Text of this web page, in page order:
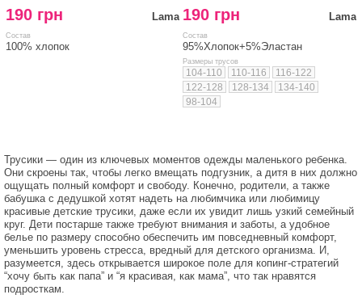
190 грн Lama
Состав
100% хлопок
190 грн Lama
Состав
95%Хлопок+5%Эластан
Размеры трусов
104-110 110-116
116-122
122-128
128-134
134-140
98-104
Трусики — один из ключевых моментов одежды маленького ребенка.
Они скроены так, чтобы легко вмещать подгузник, а дитя в них должно
ощущать полный комфорт и свободу. Конечно, родители, а также
бабушка с дедушкой хотят надеть на любимчика или любимицу
красивые детские трусики, даже если их увидит лишь узкий семейный
круг. Дети постарше также требуют внимания и заботы, а удобное
белье по размеру способно обеспечить им повседневный комфорт,
уменьшить уровень стресса, вредный для детского организма. И,
разумеется, здесь открывается широкое поле для копинг-стратегий
“хочу быть как папа” и “я красивая, как мама”, что так нравятся
подросткам.